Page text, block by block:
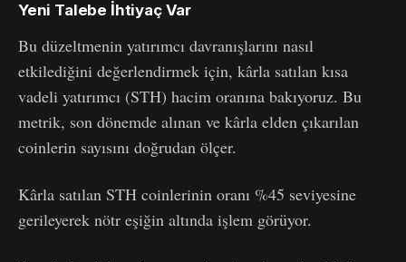
Yeni Talebe İhtiyaç Var
Bu düzeltmenin yatırımcı davranışlarını nasıl
etkilediğini değerlendirmek için, kârla satılan kısa
vadeli yatırımcı (STH) hacim oranına bakıyoruz. Bu
metrik, son dönemde alınan ve kârla elden çıkarılan
coinlerin sayısını doğrudan ölçer.
Kârla satılan STH coinlerinin oranı %45 seviyesine
gerileyerek nötr eşiğin altında işlem görüyor.